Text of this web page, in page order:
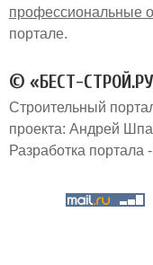
профессиональные
портале
© «БЕСТ-
Строительный
проекта: Андрей
Разработка портала -